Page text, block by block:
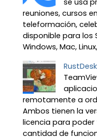
reuniones, cursos
teleformación,
disponible para los
Windows, Mac,
RustDesk
remotamente a
Ambos tienen la
licencia para
cantidad de